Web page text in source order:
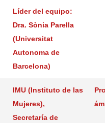
Líder del equipo:
Dra. Sònia Parella
(Universitat
Autonoma de
Barcelona)
IMU (Instituto de las
Mujeres),
Secretaría de